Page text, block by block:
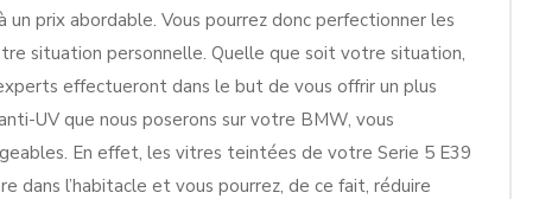
prix abordable. Vous pourrez donc perfectionner les
situation personnelle. Quelle que soit votre situation,
effectueront dans le but de vous offrir un plus
UV que nous poserons sur votre BMW, vous
En effet, les vitres teintées de votre Serie 5 E39
l’habitacle et vous pourrez, de ce fait, réduire